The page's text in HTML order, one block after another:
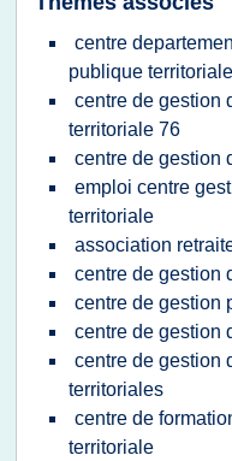
centre
publique
centre de gestion
territoriale 76
centre de gestion
emploi centre
territoriale
association
centre de gestion
centre de gestion
centre de gestion
centre de gestion
territoriales
centre de
territoriale